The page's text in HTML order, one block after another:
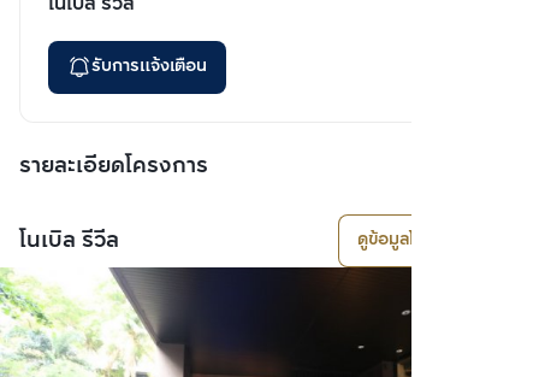
รับการแจ้งเตือน
รายละเอียดโครงการ
โนเบิล รีวีล ดูข้อมูลโครงการ